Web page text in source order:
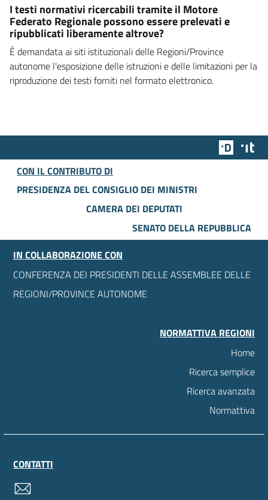
I testi normativi ricercabili tramite il Motore
Federato Regionale possono essere prelevati e
ripubblicati liberamente altrove?
È demandata ai siti istituzionali delle Regioni/Province
autonome l'esposizione delle istruzioni e delle limitazioni per la
riproduzione dei testi forniti nel formato elettronico.
Team
CON IL CONTRIBUTO DI
PRESIDENZA DEL CONSIGLIO DEI MINISTRI
CAMERA DEI DEPUTATI
SENATO DELLA REPUBBLICA
IN COLLABORAZIONE CON
CONFERENZA DEI PRESIDENTI DELLE ASSEMBLEE DELLE
REGIONI/PROVINCE AUTONOME
NORMATTIVA REGIONI
Home
Ricerca semplice
Ricerca avanzata
Normattiva
CONTATTI